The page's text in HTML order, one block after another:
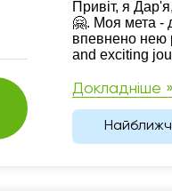
Резюме
Привіт, я
🤗. Моя мета -
впевнено нею
and exciting
Докладніше »